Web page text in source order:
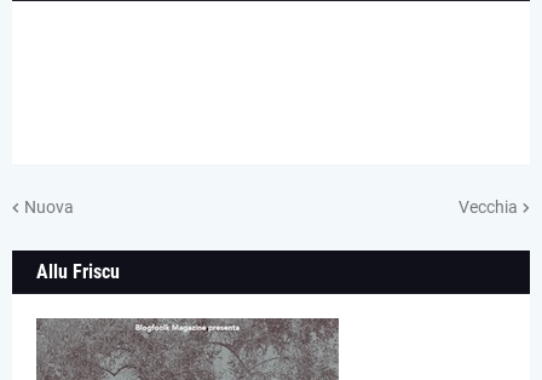
Nuova Vecchia
Allu Friscu